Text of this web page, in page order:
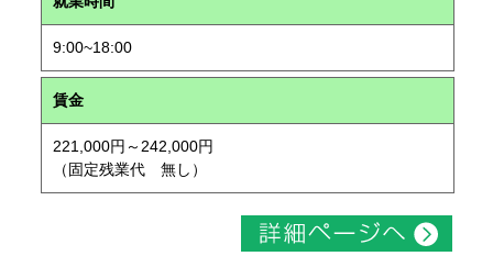
9:00~18:00
賃金
221,000円～242,000円
（固定残業代 無し）